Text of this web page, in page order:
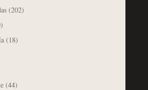
(202)
(18)
(44)